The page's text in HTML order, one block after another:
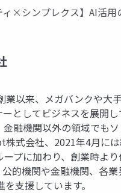
×シンプレクス】AI活用
業以来、メガバンクや大
としてビジネスを展開
融機関以外の領域でも
株式会社、2021年4月に
プに加わり、創業時よ
的機関や金融機関、各
支援しています。